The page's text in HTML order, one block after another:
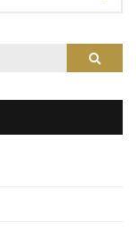
Search